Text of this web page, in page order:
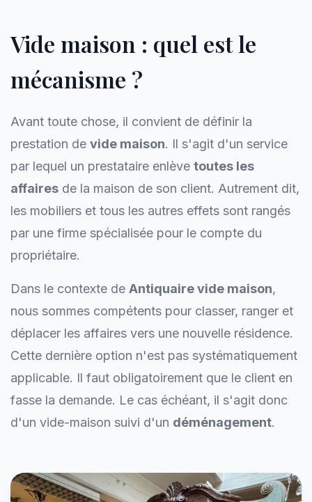
Vide maison : quel est le
mécanisme ?
Avant toute chose, il convient de définir la
prestation de vide maison. Il s'agit d'un service
par lequel un prestataire enlève toutes les
affaires de la maison de son client. Autrement dit,
les mobiliers et tous les autres effets sont rangés
par une firme spécialisée pour le compte du
propriétaire.
Dans le contexte de Antiquaire vide maison,
nous sommes compétents pour classer, ranger et
déplacer les affaires vers une nouvelle résidence.
Cette dernière option n'est pas systématiquement
applicable. Il faut obligatoirement que le client en
fasse la demande. Le cas échéant, il s'agit donc
d'un vide-maison suivi d'un déménagement.